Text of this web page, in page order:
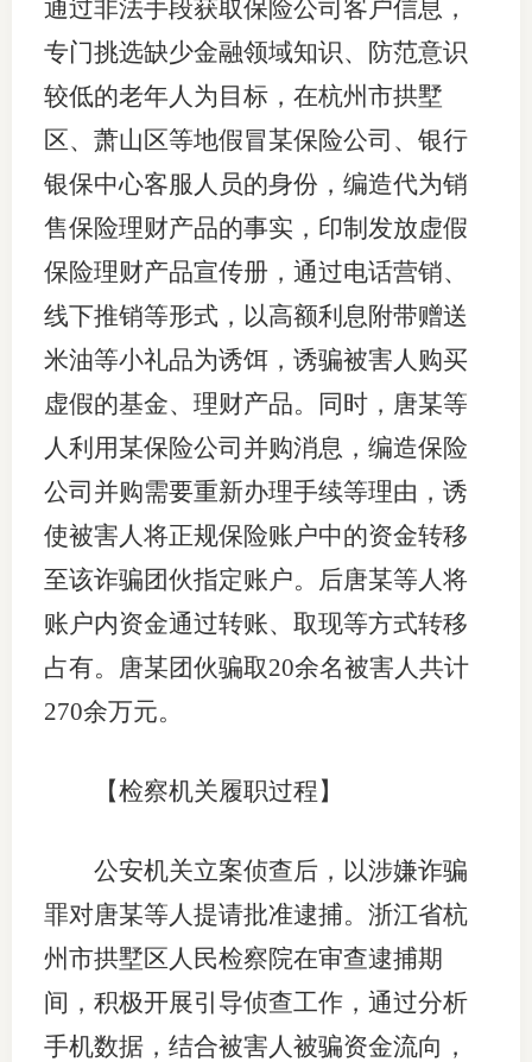
通过非法手段获取保险公司客户信息，
专门挑选缺少金融领域知识、防范意识
较低的老年人为目标，在杭州市拱墅
区、萧山区等地假冒某保险公司、银行
银保中心客服人员的身份，编造代为销
售保险理财产品的事实，印制发放虚假
保险理财产品宣传册，通过电话营销、
线下推销等形式，以高额利息附带赠送
米油等小礼品为诱饵，诱骗被害人购买
虚假的基金、理财产品。同时，唐某等
人利用某保险公司并购消息，编造保险
公司并购需要重新办理手续等理由，诱
使被害人将正规保险账户中的资金转移
至该诈骗团伙指定账户。后唐某等人将
账户内资金通过转账、取现等方式转移
占有。唐某团伙骗取20余名被害人共计
270余万元。
【检察机关履职过程】
公安机关立案侦查后，以涉嫌诈骗
罪对唐某等人提请批准逮捕。浙江省杭
州市拱墅区人民检察院在审查逮捕期
间，积极开展引导侦查工作，通过分析
手机数据，结合被害人被骗资金流向，